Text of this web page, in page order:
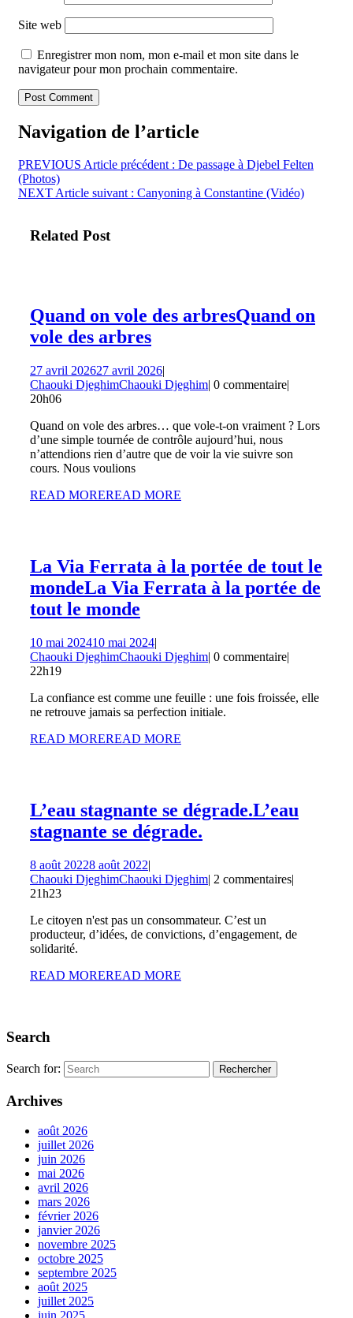
Site web
Enregistrer mon nom, mon e-mail et mon site dans le
navigateur pour mon prochain commentaire.
Navigation de l’article
PREVIOUS Article précédent : De passage à Djebel Felten
(Photos)
NEXTArticle suivant : Canyoning à Constantine (Vidéo)
Related Post
Quand on vole des arbresQuand on
vole des arbres
27 avril 202627 avril 2026|
Chaouki DjeghimChaouki Djeghim| 0 commentaire|
20h06
Quand on vole des arbres… que vole-t-on vraiment ? Lors
d’une simple tournée de contrôle aujourd’hui, nous
n’attendions rien d’autre que de voir la vie suivre son
cours. Nous voulions
READ MOREREAD MORE
La Via Ferrata à la portée de tout le
mondeLa Via Ferrata à la portée de
tout le monde
10 mai 202410 mai 2024|
Chaouki DjeghimChaouki Djeghim| 0 commentaire|
22h19
La confiance est comme une feuille : une fois froissée, elle
ne retrouve jamais sa perfection initiale.
READ MOREREAD MORE
L’eau stagnante se dégrade.L’eau
stagnante se dégrade.
8 août 20228 août 2022|
Chaouki DjeghimChaouki Djeghim| 2 commentaires|
21h23
Le citoyen n'est pas un consommateur. C’est un
producteur, d’idées, de convictions, d’engagement, de
solidarité.
READ MOREREAD MORE
Search
Search for:
Archives
août 2026
juillet 2026
juin 2026
mai 2026
avril 2026
mars 2026
février 2026
janvier 2026
novembre 2025
octobre 2025
septembre 2025
août 2025
juillet 2025